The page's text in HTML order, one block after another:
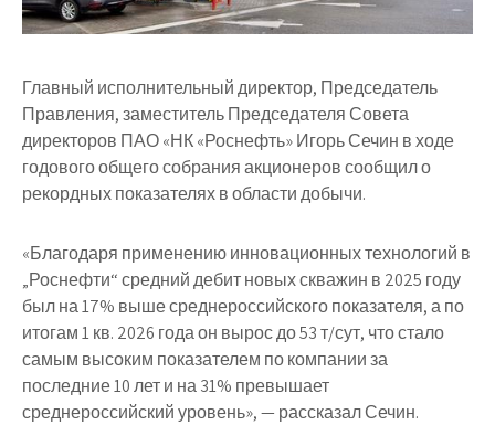
Главный исполнительный директор, Председатель
Правления, заместитель Председателя Совета
директоров ПАО «НК «Роснефть» Игорь Сечин в ходе
годового общего собрания акционеров сообщил о
рекордных показателях в области добычи.
«Благодаря применению инновационных технологий в
„Роснефти“ средний дебит новых скважин в 2025 году
был на 17% выше среднероссийского показателя, а по
итогам 1 кв. 2026 года он вырос до 53 т/сут, что стало
самым высоким показателем по компании за
последние 10 лет и на 31% превышает
среднероссийский уровень», — рассказал Сечин.